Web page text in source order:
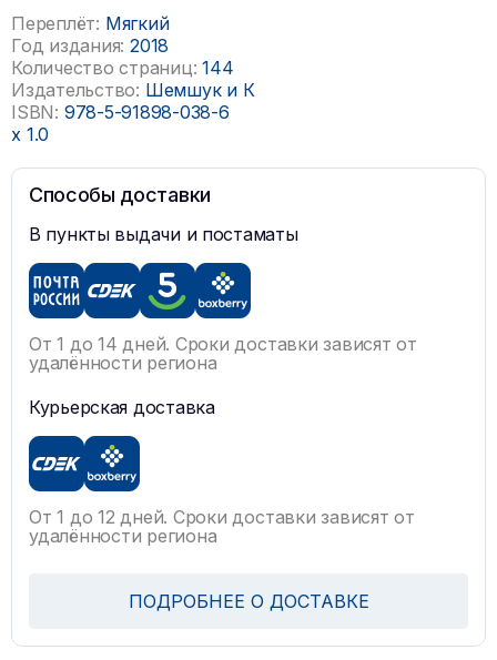
Переплёт: Мягкий
Год издания: 2018
Количество страниц: 144
Издательство: Шемшук и К
ISBN: 978-5-91898-038-6
x 1.0
Способы доставки
В пункты выдачи и постаматы
От 1 до 14 дней. Сроки доставки зависят от
удалённости региона
Курьерская доставка
От 1 до 12 дней. Сроки доставки зависят от
удалённости региона
ПОДРОБНЕЕ О ДОСТАВКЕ